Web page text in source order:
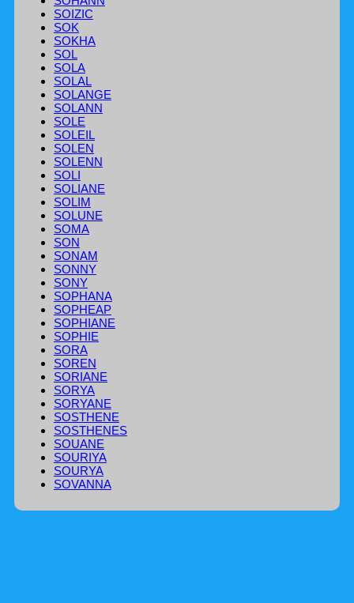
SOIZIC
SOK
SOKHA
SOL
SOLA
SOLAL
SOLANGE
SOLANN
SOLE
SOLEIL
SOLEN
SOLENN
SOLI
SOLIANE
SOLIM
SOLUNE
SOMA
SON
SONAM
SONNY
SONY
SOPHANA
SOPHEAP
SOPHIANE
SOPHIE
SORA
SOREN
SORIANE
SORYA
SORYANE
SOSTHENE
SOSTHENES
SOUANE
SOURIYA
SOURYA
SOVANNA